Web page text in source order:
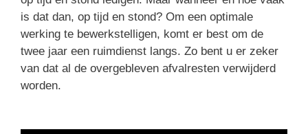
is dat dan, op tijd en stond? Om een optimale
werking te bewerkstelligen, komt er best om de
twee jaar een ruimdienst langs. Zo bent u er zeker
van dat al de overgebleven afvalresten verwijderd
worden.